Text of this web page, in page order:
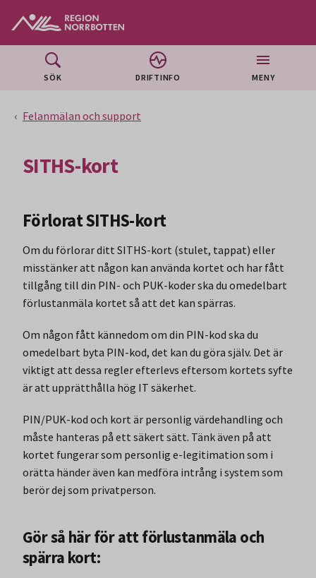
SÖK DRIFTINFO MENY
Felanmälan och support
SITHS-kort
Förlorat SITHS-kort
Om du förlorar ditt SITHS-kort (stulet, tappat) eller
misstänker att någon kan använda kortet och har fått
tillgång till din PIN- och PUK-koder ska du omedelbart
förlustanmäla kortet så att det kan spärras.
Om någon fått kännedom om din PIN-kod ska du
omedelbart byta PIN-kod, det kan du göra själv. Det är
viktigt att dessa regler efterlevs eftersom kortets syfte
är att upprätthålla hög IT säkerhet.
PIN/PUK-kod och kort är personlig värdehandling och
måste hanteras på ett säkert sätt. Tänk även på att
kortet fungerar som personlig e-legitimation som i
orätta händer även kan medföra intrång i system som
berör dej som privatperson.
Gör så här för att förlustanmäla och
spärra kort: